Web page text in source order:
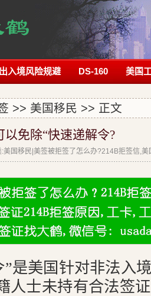
出入境风险规避 DS-160 美国
>> 美国移民 >> 正文
以免除“快速递解令?
美国移民|美签被拒签了怎么办?214B拒签信,
”是美国针对非法入
人士未持有合法签